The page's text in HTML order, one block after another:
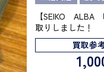
【SEIKO ALBA
取りしました！
買取参